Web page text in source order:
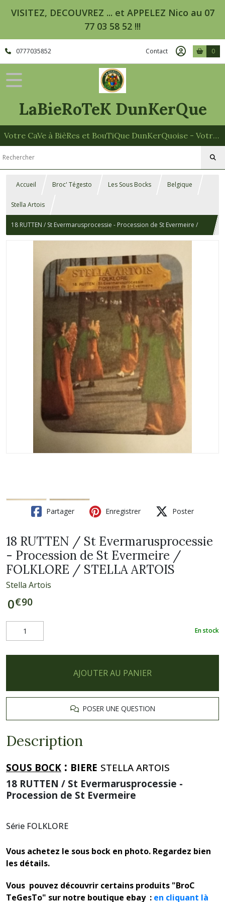
VISITEZ, DECOUVREZ ... et APPELEZ Nico au 07
77 03 58 52 !!!
0777035852 Contact 0
LaBieRoTeK DunKerQue
Votre CaVe à BièRes et BouTiQue DunKerQuoise - Votre Spécialiste des Paniers Garnis
Accueil Broc' Tégesto Les Sous Bocks Belgique
Stella Artois
18 RUTTEN / St Evermarusprocessie - Procession de St Evermeire /
Partager Enregistrer Poster
18 RUTTEN / St Evermarusprocessie
- Procession de St Evermeire /
FOLKLORE / STELLA ARTOIS
Stella Artois
0€90
En stock
AJOUTER AU PANIER
POSER UNE QUESTION
Description
SOUS BOCK : BIERE STELLA ARTOIS
18 RUTTEN / St Evermarusprocessie -
Procession de St Evermeire
Série FOLKLORE
Vous achetez le sous bock en photo. Regardez bien
les détails.
Vous pouvez découvrir certains produits "BroC
TeGesTo" sur notre boutique ebay : en cliquant là